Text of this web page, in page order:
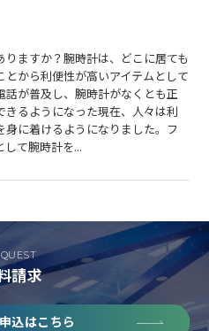
ますか？腕時計は、どこに居ても
とから利便性が高いアイテムとして
話が普及し、腕時計がなくとも正
きるようになった現在、人々は利
に着けるようになりました。フ
して腕時計を...
請求
込はこちら